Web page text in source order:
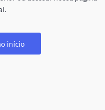
início